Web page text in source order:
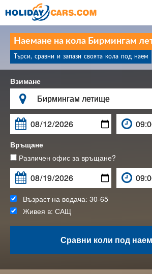
Наемане на кола Бирмингам
Търси, сравни и запази своята кола под наем
Взимане

Връщане
Различен офис за връщане?
Възраст на водача: 30-65
Живея в: САЩ
Сравни коли под наем